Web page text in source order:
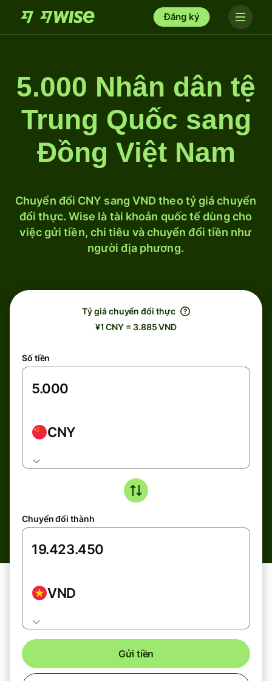
Đăng ký
5.000 Nhân dân tệ
Trung Quốc sang
Đồng Việt Nam
Chuyển đổi CNY sang VND theo tỷ giá chuyển
đổi thực. Wise là tài khoản quốc tế dùng cho
việc gửi tiền, chi tiêu và chuyển đổi tiền như
người địa phương.
Tỷ giá chuyển đổi thực
¥1 CNY = 3.885 VND
Số tiền
CNY
Chuyển đổi thành
VND
Gửi tiền